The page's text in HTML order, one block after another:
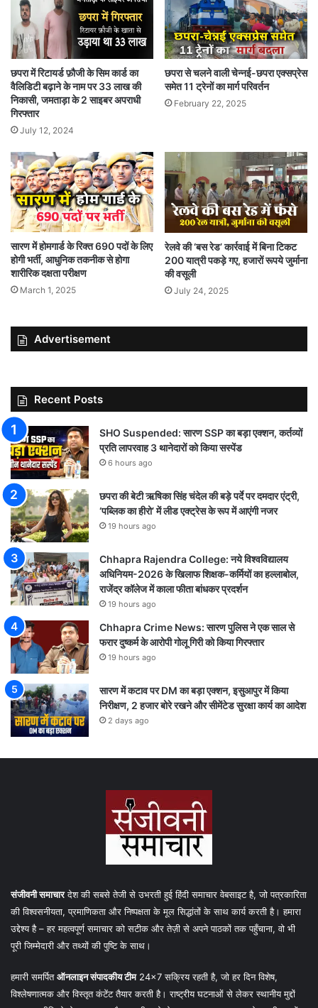
छपरा में रिटायर्ड फ़ौजी के सिम कार्ड का
वैलिडिटी बढ़ाने के नाम पर 33 लाख की
निकासी, जमताड़ा के 2 साइबर अपराधी
गिरफ्तार
July 12, 2024
छपरा से चलने वाली चेन्नई-छपरा एक्सप्रेस
समेत 11 ट्रेनों का मार्ग परिवर्तन
February 22, 2025
सारण में होमगार्ड के रिक्त 690 पदों के लिए
होगी भर्ती, आधुनिक तकनीक से होगा
शारीरिक दक्षता परीक्षण
March 1, 2025
रेलवे की ‘बस रेड’ कार्रवाई में बिना टिकट
200 यात्री पकड़े गए, हजारों रूपये जुर्माना
की वसूली
July 24, 2025
Advertisement
Recent Posts
SHO Suspended: सारण SSP का बड़ा एक्शन, कर्तव्यों
प्रति लापरवाह 3 थानेदारों को किया सस्पेंड
6 hours ago
छपरा की बेटी ऋषिका सिंह चंदेल की बड़े पर्दे पर दमदार एंट्री,
‘पब्लिक का हीरो’ में लीड एक्ट्रेस के रूप में आएंगी नजर
19 hours ago
Chhapra Rajendra College: नये विश्वविद्यालय
अधिनियम-2026 के खिलाफ शिक्षक-कर्मियों का हल्लाबोल,
राजेंद्र कॉलेज में काला फीता बांधकर प्रदर्शन
19 hours ago
Chhapra Crime News: सारण पुलिस ने एक साल से
फरार दुष्कर्म के आरोपी गोलू गिरी को किया गिरफ्तार
19 hours ago
सारण में कटाव पर DM का बड़ा एक्शन, इसुआपुर में किया
निरीक्षण, 2 हजार बोरे रखने और सीमेंटेड सुरक्षा कार्य का आदेश
2 days ago
संजीवनी समाचारदेश की सबसे तेजी से उभरती हुई हिंदी समाचार वेबसाइट है, जो पत्रकारिता
की विश्वसनीयता, प्रमाणिकता और निष्पक्षता के मूल सिद्धांतों के साथ कार्य करती है। हमारा
उद्देश्य है – हर महत्वपूर्ण समाचार को सटीक और तेज़ी से अपने पाठकों तक पहुँचाना, वो भी
पूरी जिम्मेदारी और तथ्यों की पुष्टि के साथ।
हमारी समर्पितऑनलाइन संपादकीय टीम24×7 सक्रिय रहती है, जो हर दिन विशेष,
विश्लेषणात्मक और विस्तृत कंटेंट तैयार करती है। राष्ट्रीय घटनाओं से लेकर स्थानीय मुद्दों